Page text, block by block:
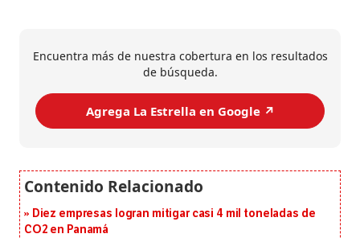
Encuentra más de nuestra cobertura en los resultados
de búsqueda.
Agrega La Estrella en Google ↗️
Diez empresas logran mitigar casi 4 mil toneladas de
CO2 en Panamá